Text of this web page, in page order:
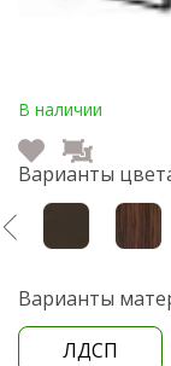
В наличии
Варианты
Варианты
ЛДСП